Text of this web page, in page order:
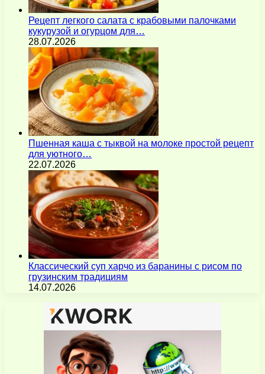
Рецепт легкого салата с крабовыми палочками
кукурузой и огурцом для…
28.07.2026
Пшенная каша с тыквой на молоке простой рецепт
для уютного…
22.07.2026
Классический суп харчо из баранины с рисом по
грузинским традициям
14.07.2026